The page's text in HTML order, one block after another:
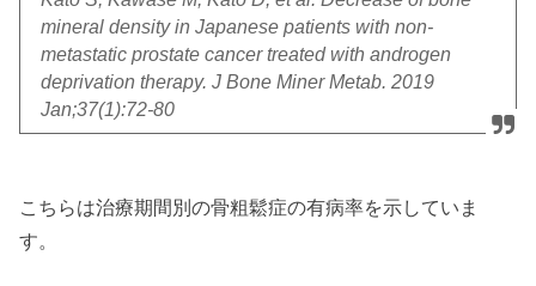
mineral density in Japanese patients with non-
metastatic prostate cancer treated with androgen
deprivation therapy. J Bone Miner Metab. 2019
Jan;37(1):72-80
こちらは治療期間別の骨粗鬆症の有病率を示していま
す。